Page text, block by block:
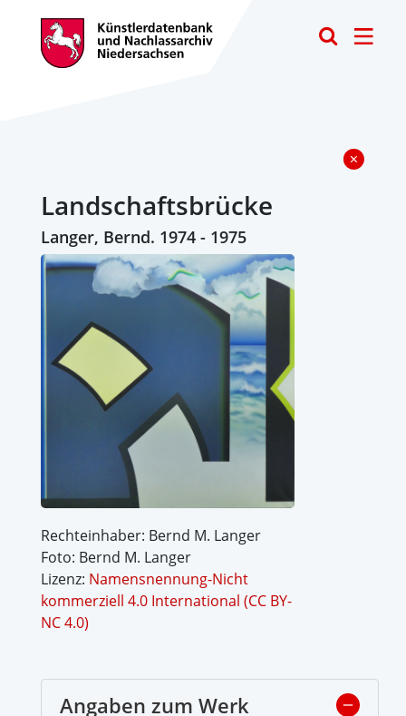
Landschaftsbrücke
Langer, Bernd. 1974 - 1975
Rechteinhaber: Bernd M. Langer
Foto: Bernd M. Langer
Lizenz: Namensnennung-Nicht
kommerziell 4.0 International (CC BY-
NC 4.0)
Angaben zum Werk